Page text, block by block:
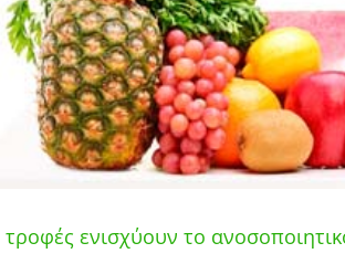
τροφές ενισχύουν το